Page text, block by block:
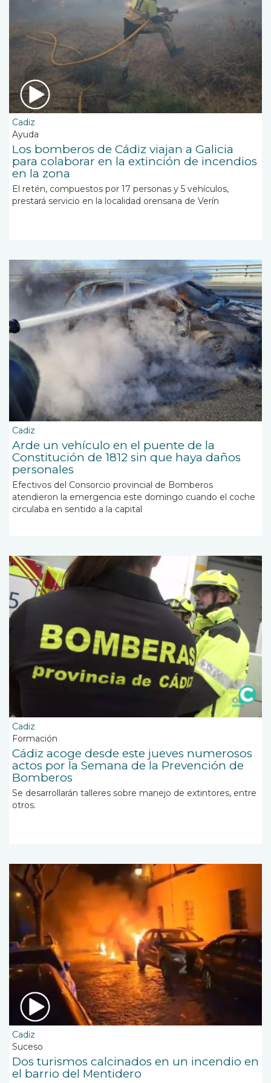
Cadiz
Ayuda
Los bomberos de Cádiz viajan a Galicia
para colaborar en la extinción de incendios
en la zona
El retén, compuestos por 17 personas y 5 vehículos,
prestará servicio en la localidad orensana de Verín
Cadiz
Arde un vehículo en el puente de la
Constitución de 1812 sin que haya daños
personales
Efectivos del Consorcio provincial de Bomberos
atendieron la emergencia este domingo cuando el coche
circulaba en sentido a la capital
Cadiz
Formación
Cádiz acoge desde este jueves numerosos
actos por la Semana de la Prevención de
Bomberos
Se desarrollarán talleres sobre manejo de extintores, entre
otros.
Cadiz
Suceso
Dos turismos calcinados en un incendio en
el barrio del Mentidero